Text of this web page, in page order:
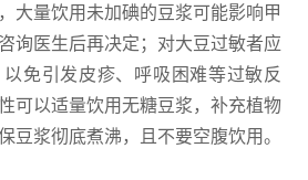
大量饮用未加碘的豆浆可能影响甲
询医生后再决定；对大豆过敏者应
免引发皮疹、呼吸困难等过敏反
可以适量饮用无糖豆浆，补充植物
豆浆彻底煮沸，且不要空腹饮用。